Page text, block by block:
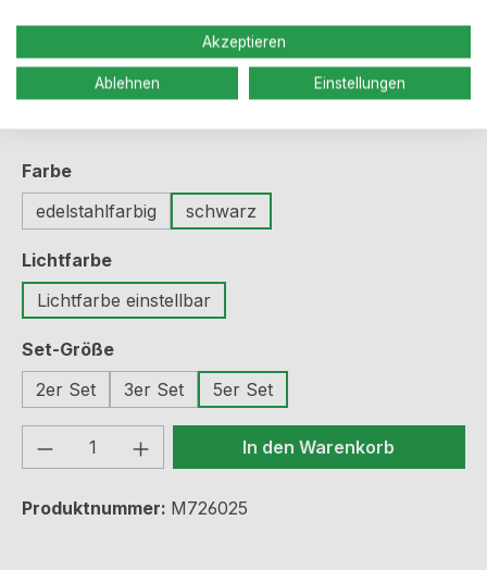
Preise inkl. MwSt. zzgl. Versandkosten
Farbeauswählen
edelstahlfarbig
schwarz
Lichtfarbeauswählen
Lichtfarbe einstellbar
Set-Größeauswählen
2er Set
3er Set 5er Set
Produkt Anzahl: Gib denIn den Warenkorb
Produktnummer: M726025
Akzeptieren
Ablehnen Einstellungen